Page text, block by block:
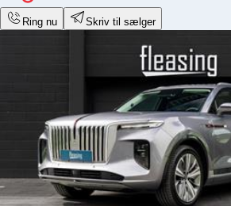
Ring nu Skriv til sælger